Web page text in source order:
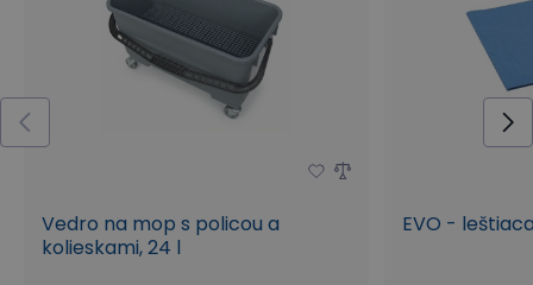
Vedro na mop s policou a
kolieskami, 24 l
EVO -